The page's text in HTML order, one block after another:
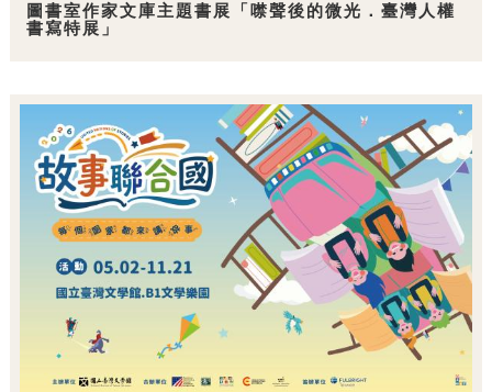
圖書室作家文庫主題書展「噤聲後的微光．臺灣人權
書寫特展」